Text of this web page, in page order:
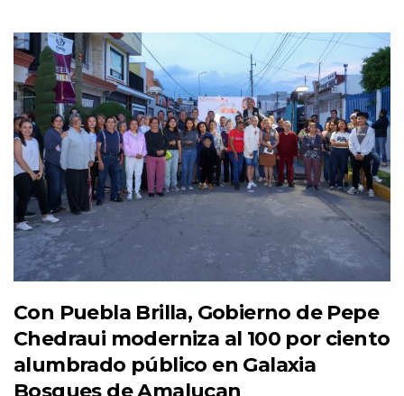
Con Puebla Brilla, Gobierno de Pepe
Chedraui moderniza al 100 por ciento
alumbrado público en Galaxia
Bosques de Amalucan